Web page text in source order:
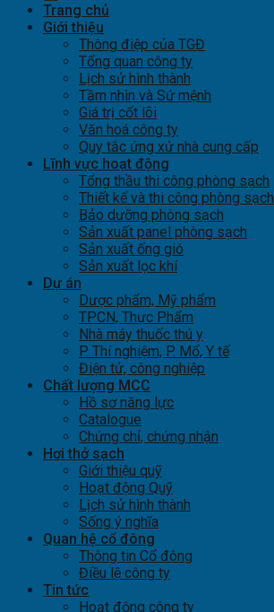
Trang chủ
Giới thiệu
Thông điệp của TGĐ
Tổng quan công ty
Lịch sử hình thành
Tầm nhìn và Sứ mệnh
Giá trị cốt lõi
Văn hoá công ty
Quy tắc ứng xử nhà cung cấp
Lĩnh vực hoạt động
Tổng thầu thi công phòng sạch
Thiết kế và thi công phòng sạch
Bảo dưỡng phòng sạch
Sản xuất panel phòng sạch
Sản xuất ống gió
Sản xuất lọc khí
Dự án
Dược phẩm, Mỹ phẩm
TPCN, Thực Phẩm
Nhà máy thuốc thú y
P. Thí nghiệm, P. Mổ, Y tế
Điện tử, công nghiệp
Chất lượng MCC
Hồ sơ năng lực
Catalogue
Chứng chỉ, chứng nhận
Hơi thở sạch
Giới thiệu quỹ
Hoạt động Quỹ
Lịch sử hình thành
Sống ý nghĩa
Quan hệ cổ đông
Thông tin Cổ đông
Điều lệ công ty
Tin tức
Hoạt động công ty